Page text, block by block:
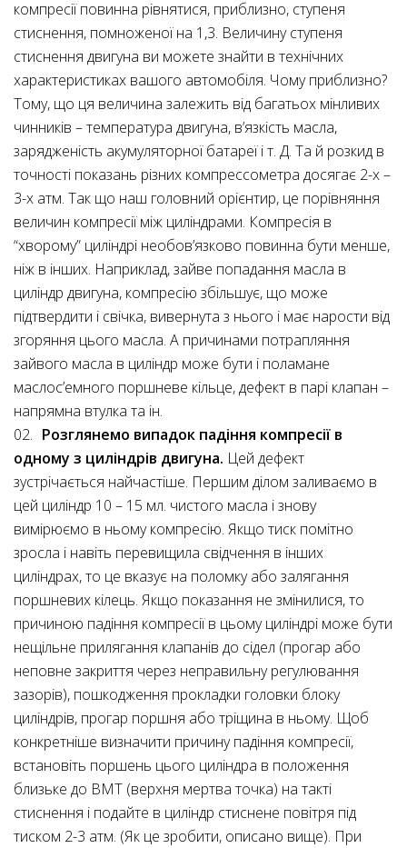
компресії повинна рівнятися, приблизно, ступеня
стиснення, помноженої на 1,3. Величину ступеня
стиснення двигуна ви можете знайти в технічних
характеристиках вашого автомобіля. Чому приблизно?
Тому, що ця величина залежить від багатьох мінливих
чинників – температура двигуна, в’язкість масла,
зарядженість акумуляторної батареї і т. Д. Та й розкид в
точності показань різних компрессометра досягає 2-х –
3-х атм. Так що наш головний орієнтир, це порівняння
величин компресії між циліндрами. Компресія в
“хворому” циліндрі необов’язково повинна бути менше,
ніж в інших. Наприклад, зайве попадання масла в
циліндр двигуна, компресію збільшує, що може
підтвердити і свічка, вивернута з нього і має нарости від
згоряння цього масла. А причинами потрапляння
зайвого масла в циліндр може бути і поламане
маслос’емного поршневе кільце, дефект в парі клапан –
напрямна втулка та ін.
Розглянемо випадок падіння компресії в
одному з циліндрів двигуна. Цей дефект
зустрічається найчастіше. Першим ділом заливаємо в
цей циліндр 10 – 15 мл. чистого масла і знову
вимірюємо в ньому компресію. Якщо тиск помітно
зросла і навіть перевищила свідчення в інших
циліндрах, то це вказує на поломку або залягання
поршневих кілець. Якщо показання не змінилися, то
причиною падіння компресії в цьому циліндрі може бути
нещільне прилягання клапанів до сідел (прогар або
неповне закриття через неправильну регулювання
зазорів), пошкодження прокладки головки блоку
циліндрів, прогар поршня або тріщина в ньому. Щоб
конкретніше визначити причину падіння компресії,
встановіть поршень цього циліндра в положення
близьке до ВМТ (верхня мертва точка) на такті
стиснення і подайте в циліндр стиснене повітря під
тиском 2-3 атм. (Як це зробити, описано вище). При